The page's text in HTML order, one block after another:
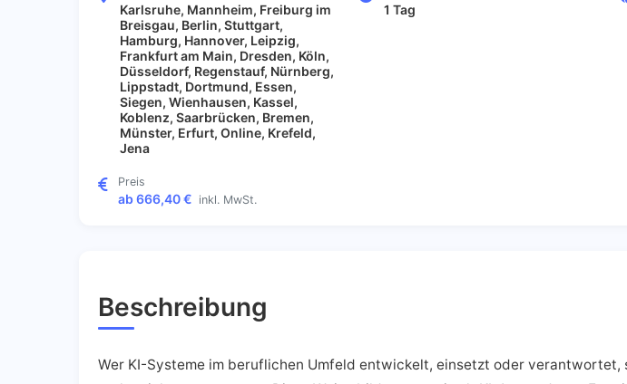
Karlsruhe, Mannheim, Freiburg im
Breisgau, Berlin, Stuttgart,
Hamburg, Hannover, Leipzig,
Frankfurt am Main, Dresden, Köln,
Düsseldorf, Regenstauf, Nürnberg,
Lippstadt, Dortmund, Essen,
Siegen, Wienhausen, Kassel,
Koblenz, Saarbrücken, Bremen,
Münster, Erfurt, Online, Krefeld,
Jena
1 Tag
Preis
ab 666,40 € inkl. MwSt.
Beschreibung
Wer KI-Systeme im beruflichen Umfeld entwickelt, einsetzt oder